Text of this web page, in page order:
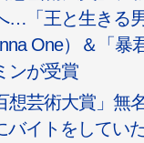
…「王と生きる
One）＆「暴
ンが受賞
想芸術大賞」無
バイトをしてい